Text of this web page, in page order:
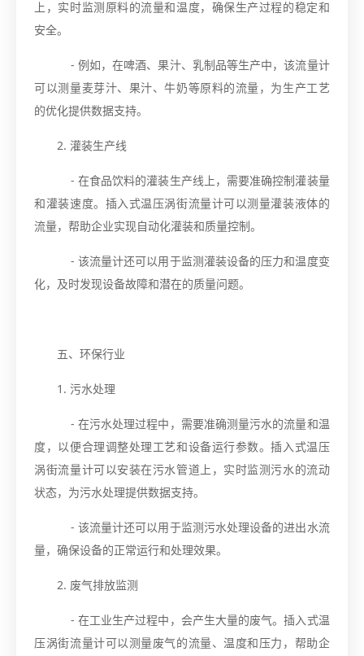
上，实时监测原料的流量和温度，确保生产过程的稳定和
安全。
- 例如，在啤酒、果汁、乳制品等生产中，该流量计
可以测量麦芽汁、果汁、牛奶等原料的流量，为生产工艺
的优化提供数据支持。
2. 灌装生产线
- 在食品饮料的灌装生产线上，需要准确控制灌装量
和灌装速度。插入式温压涡街流量计可以测量灌装液体的
流量，帮助企业实现自动化灌装和质量控制。
- 该流量计还可以用于监测灌装设备的压力和温度变
化，及时发现设备故障和潜在的质量问题。
五、环保行业
1. 污水处理
- 在污水处理过程中，需要准确测量污水的流量和温
度，以便合理调整处理工艺和设备运行参数。插入式温压
涡街流量计可以安装在污水管道上，实时监测污水的流动
状态，为污水处理提供数据支持。
- 该流量计还可以用于监测污水处理设备的进出水流
量，确保设备的正常运行和处理效果。
2. 废气排放监测
- 在工业生产过程中，会产生大量的废气。插入式温
压涡街流量计可以测量废气的流量、温度和压力，帮助企